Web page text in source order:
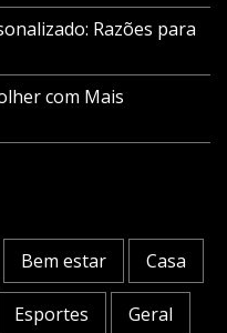
Razões para
com Mais
Bem estar Casa
Esportes Geral